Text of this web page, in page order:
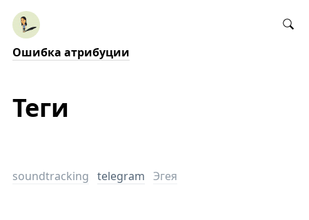
Ошибка атрибуции
Теги
soundtracking telegram Эгея